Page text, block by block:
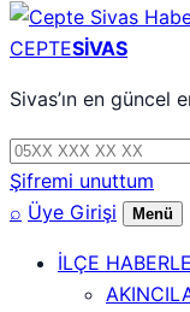
CEPTESİVAS
Sivas’ın en güncel
Telefon
numarası
Şifremi unuttum
⌕ Üye Girişi Menü
İLÇE